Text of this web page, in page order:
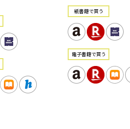
紙書籍で買う
電⼦書籍で買う